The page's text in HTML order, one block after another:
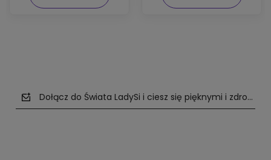
Dołącz do Świata LadySi i ciesz się pięknymi i